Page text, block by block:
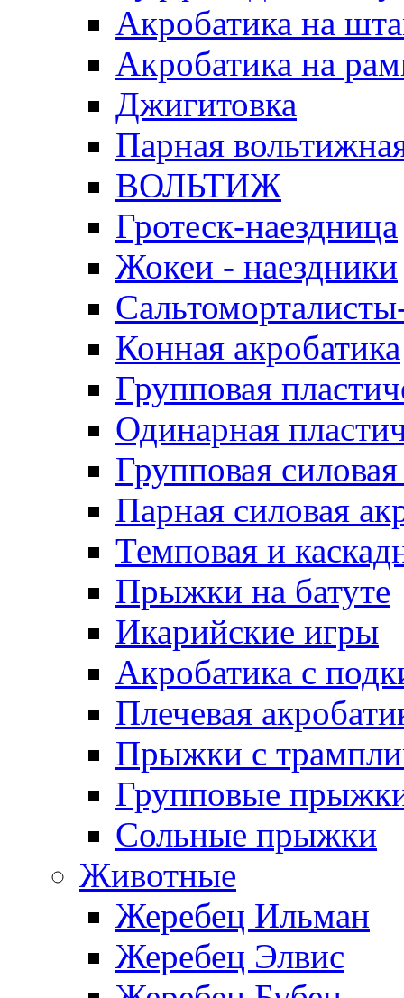
Акробатика на
Акробатика на
Джигитовка
Парная
ВОЛЬТИЖ
Гротеск-наездница
Жокеи - наездники
Конная акробатика
Групповая
Одинарная
Групповая
Парная силовая
Темповая и
Прыжки на батуте
Икарийские игры
Акробатика с
Плечевая
Прыжки с
Групповые
Сольные прыжки
Животные
Жеребец Ильман
Жеребец Элвис